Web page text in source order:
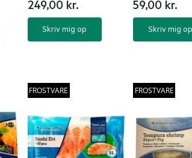
249,00 kr.
Skriv mig op
59,00 kr.
Skriv mig op
FROSTVARE FROSTVARE